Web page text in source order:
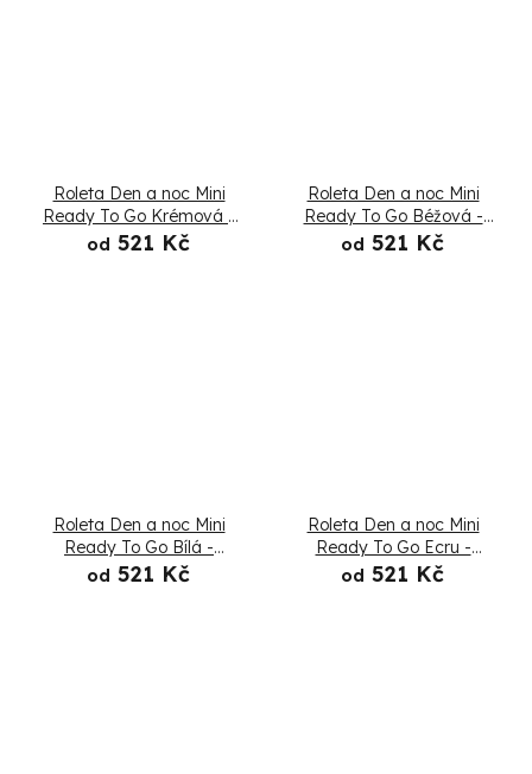
Roleta Den a noc Mini
Ready To Go Krémová -
Složená
od 521 Kč
Roleta Den a noc Mini
Ready To Go Béžová -
Složená
od 521 Kč
Roleta Den a noc Mini
Ready To Go Bílá -
Složená
od 521 Kč
Roleta Den a noc Mini
Ready To Go Ecru -
Složená
od 521 Kč